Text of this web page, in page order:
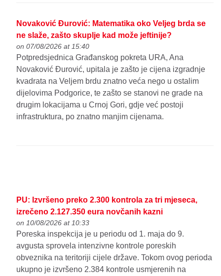
Novaković Đurović: Matematika oko Veljeg brda se
ne slaže, zašto skuplje kad može jeftinije?
on 07/08/2026 at 15:40
Potpredsjednica Građanskog pokreta URA, Ana
Novaković Đurović, upitala je zašto je cijena izgradnje
kvadrata na Veljem brdu znatno veća nego u ostalim
dijelovima Podgorice, te zašto se stanovi ne grade na
drugim lokacijama u Crnoj Gori, gdje već postoji
infrastruktura, po znatno manjim cijenama.
PU: Izvršeno preko 2.300 kontrola za tri mjeseca,
izrečeno 2.127.350 eura novčanih kazni
on 10/08/2026 at 10:33
Poreska inspekcija je u periodu od 1. maja do 9.
avgusta sprovela intenzivne kontrole poreskih
obveznika na teritoriji cijele države. Tokom ovog perioda
ukupno je izvršeno 2.384 kontrole usmjerenih na